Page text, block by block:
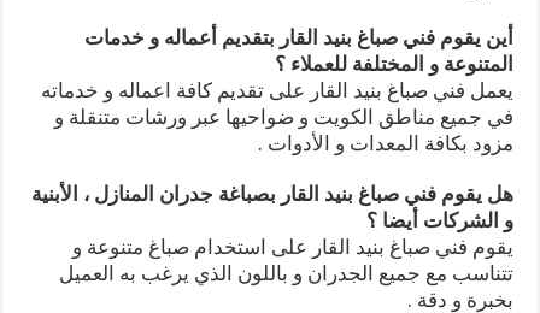
أين يقوم فني صباغ بنيد القار بتقديم أعماله و خدمات
المتنوعة و المختلفة للعملاء ؟
يعمل فني صباغ بنيد القار على تقديم كافة اعماله و خدماته
في جميع مناطق الكويت و ضواحيها عبر ورشات متنقلة و
مزود بكافة المعدات و الأدوات .
هل يقوم فني صباغ بنيد القار بصباغة جدران المنازل ، الأبنية
و الشركات أيضا ؟
يقوم فني صباغ بنيد القار على استخدام صباغ متنوعة و
تتناسب مع جميع الجدران و باللون الذي يرغب به العميل
بخبرة و دقة .